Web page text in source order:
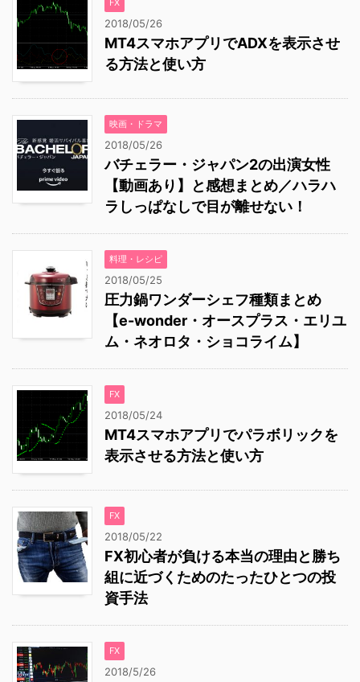
FX
2018/05/26
MT4スマホアプリでADXを表示させ
る方法と使い方
映画・ドラマ
2018/05/26
バチェラー・ジャパン2の出演女性
【動画あり】と感想まとめ／ハラハ
ラしっぱなしで目が離せない！
料理・レシピ
2018/05/25
圧力鍋ワンダーシェフ種類まとめ
【e-wonder・オースプラス・エリユ
ム・ネオロタ・ショコライム】
FX
2018/05/24
MT4スマホアプリでパラボリックを
表示させる方法と使い方
FX
2018/05/22
FX初心者が負ける本当の理由と勝ち
組に近づくためのたったひとつの投
資手法
FX
2018/5/26